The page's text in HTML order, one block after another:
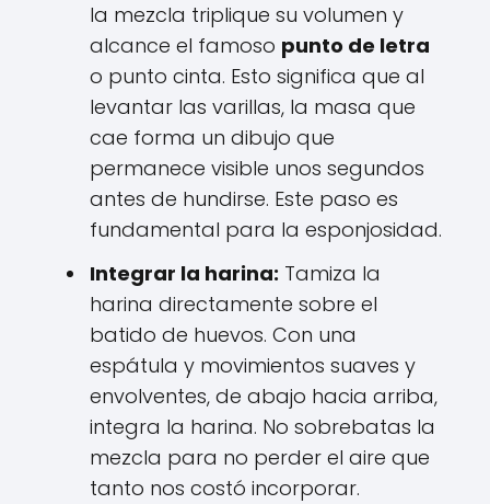
la mezcla triplique su volumen y
alcance el famoso punto de letra
o punto cinta. Esto significa que al
levantar las varillas, la masa que
cae forma un dibujo que
permanece visible unos segundos
antes de hundirse. Este paso es
fundamental para la esponjosidad.
Integrar la harina: Tamiza la
harina directamente sobre el
batido de huevos. Con una
espátula y movimientos suaves y
envolventes, de abajo hacia arriba,
integra la harina. No sobrebatas la
mezcla para no perder el aire que
tanto nos costó incorporar.